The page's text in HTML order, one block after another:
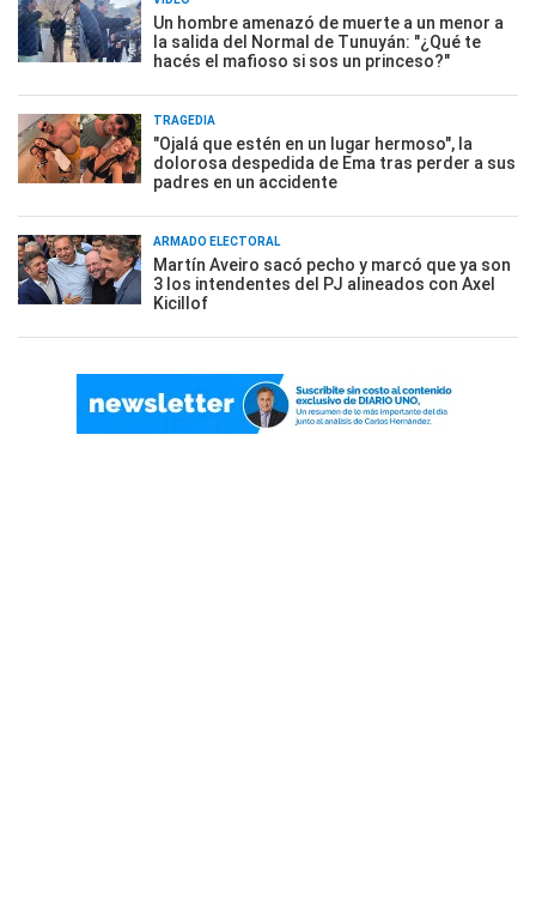
Un hombre amenazó de muerte a un menor a
la salida del Normal de Tunuyán: "¿Qué te
hacés el mafioso si sos un princeso?"
TRAGEDIA
"Ojalá que estén en un lugar hermoso", la
dolorosa despedida de Ema tras perder a sus
padres en un accidente
ARMADO ELECTORAL
Martín Aveiro sacó pecho y marcó que ya son
3 los intendentes del PJ alineados con Axel
Kicillof